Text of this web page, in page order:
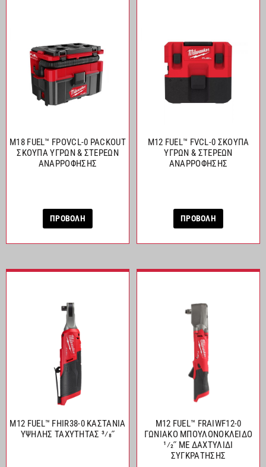
M18 FUEL™ FPOVCL-0 PACKOUT
ΣΚΟΥΠΑ ΥΓΡΩΝ & ΣΤΕΡΕΩΝ
ΑNAΡΡΟΦΗΣΗΣ
ΠΡΟΒΟΛΗ
M12 FUEL™ FVCL-0 ΣΚΟΥΠΑ
ΥΓΡΩΝ & ΣΤΕΡΕΩΝ
ΑNAΡΡΟΦΗΣΗΣ
ΠΡΟΒΟΛΗ
M12 FUEL™ FHIR38-0 ΚΑΣΤΑΝΙΑ
ΥΨΗΛΗΣ ΤΑΧΥΤΗΤΑΣ 3⁄8˝
M12 FUEL™ FRAIWF12-0
ΓΩΝΙΑΚΟ ΜΠΟΥΛΟΝΟΚΛΕΙΔΟ
1⁄2˝ ΜΕ ΔΑΧΤΥΛΙΔΙ
ΣΥΓΚΡΑΤΗΣΗΣ